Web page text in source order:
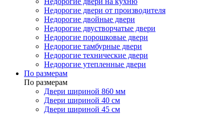
Недорогие двери от производителя
Недорогие двойные двери
Недорогие двустворчатые двери
Недорогие порошковые двери
Недорогие тамбурные двери
Недорогие технические двери
Недорогие утепленные двери
По размерам
По размерам
Двери шириной 860 мм
Двери шириной 40 см
Двери шириной 45 см